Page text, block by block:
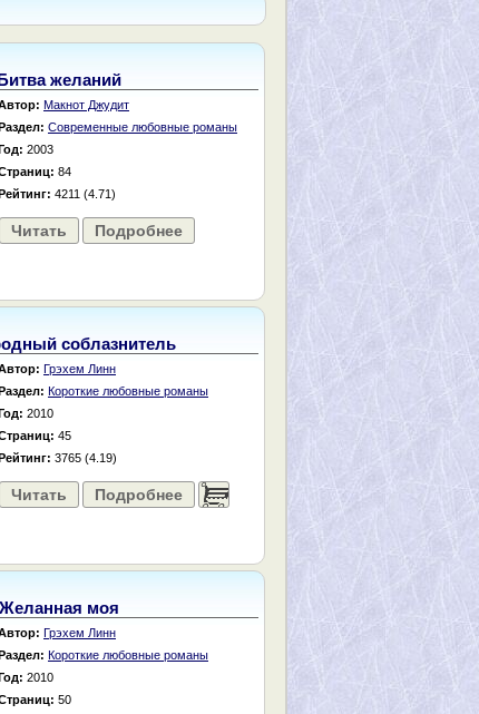
желаний
Макнот Джудит
Современные любовные романы
2003
84
4211 (4.71)
Читать Подробнее
соблазнитель
Грэхем Линн
Короткие любовные романы
2010
45
3765 (4.19)
Читать Подробнее ......
Желанная моя
Грэхем Линн
Короткие любовные романы
2010
50